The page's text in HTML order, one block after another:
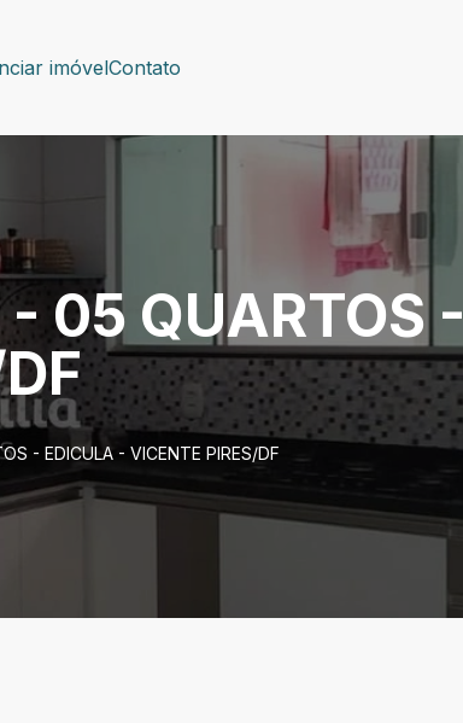
imóvelContato
05 QUARTOS -
- EDICULA - VICENTE PIRES/DF